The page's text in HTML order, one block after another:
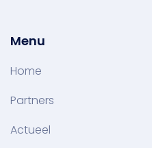
Menu
Home
Partners
Actueel